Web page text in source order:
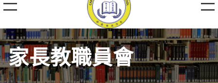
家長教職員會